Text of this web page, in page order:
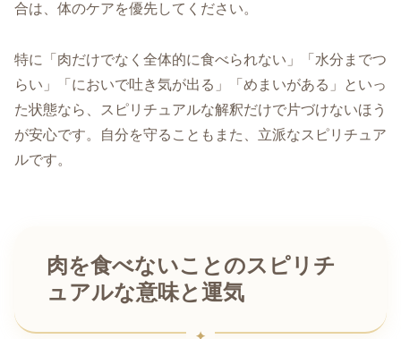
合は、体のケアを優先してください。
特に「肉だけでなく全体的に食べられない」「水分までつ
らい」「においで吐き気が出る」「めまいがある」といっ
た状態なら、スピリチュアルな解釈だけで片づけないほう
が安心です。自分を守ることもまた、立派なスピリチュア
ルです。
肉を食べないことのスピリチ
ュアルな意味と運気